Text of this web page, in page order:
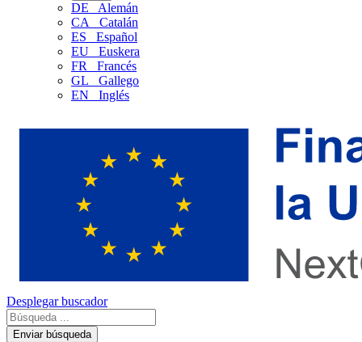
DE
Alemán
CA
Catalán
ES
Español
EU
Euskera
FR
Francés
GL
Gallego
EN
Inglés
Desplegar buscador
Enviar búsqueda